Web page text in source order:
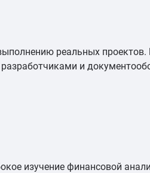
реальных
и
изучение финансовой